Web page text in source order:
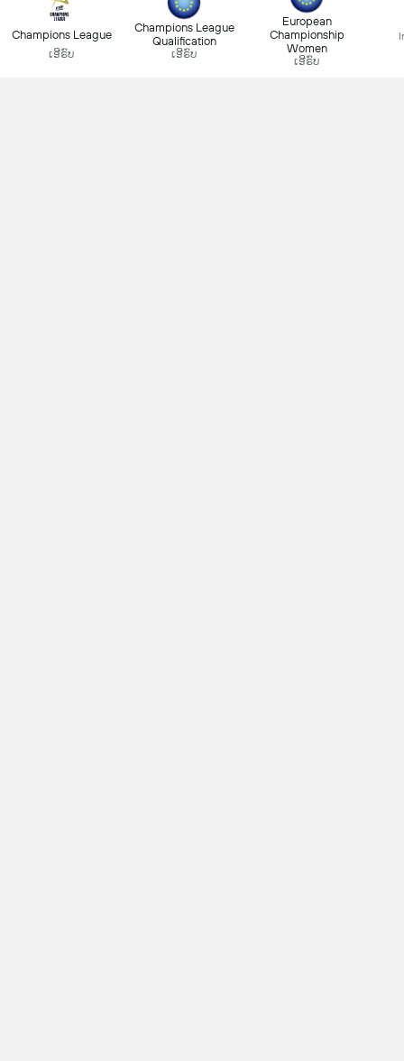
Champions League
ເອີຣົບ
Champions League
Qualification
ເອີຣົບ
European
Championship
Women
ເອີຣົບ